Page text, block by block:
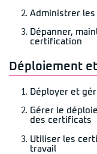
Administrer
Dépanner,
certification
Déploiement
Déployer et
Gérer le
des certificats
Utiliser les
travail